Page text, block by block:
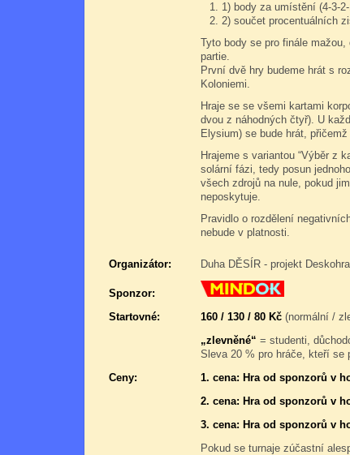
1) body za umístění (4-3-
2) součet procentuálních
Tyto body se pro finále
partie.
První dvě hry budeme hrát s
Koloniemi.
Hraje se se všemi kartami
dvou z náhodných čtyř). U
Elysium) se bude hrát,
Hrajeme s variantou “Výběr z
solární fázi, tedy posun
všech zdrojů na nule, pokud
neposkytuje.
Pravidlo o rozdělení
nebude v platnosti.
Organizátor: Duha DĚSÍR - projekt
Sponzor:
Startovné:
160 / 130 / 80 Kč (normální /
„zlevněné“ = studenti,
Sleva 20 % pro hráče, kteří se
Ceny:
1. cena: Hra od sponzorů v
2. cena: Hra od sponzorů v
3. cena: Hra od sponzorů v
Pokud se turnaje zúčastní